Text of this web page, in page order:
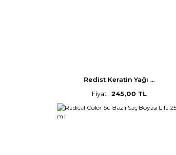
Redist Keratin Yağı ...
Fiyat : 245,00 TL